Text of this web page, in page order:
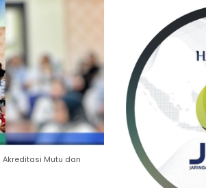
Akreditasi Mutu dan